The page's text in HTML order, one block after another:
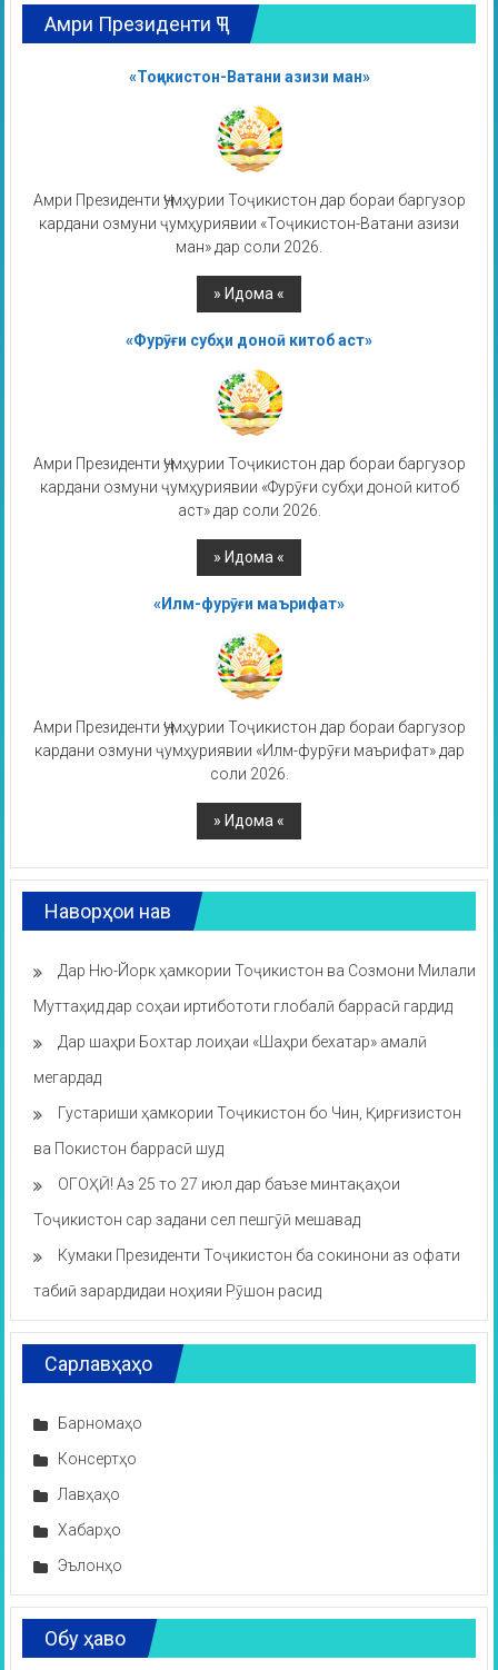
Амри Президенти ҶТ
«Тоҷикистон-Ватани азизи ман»
Амри Президенти Ҷумҳурии Тоҷикистон дар бораи баргузор
кардани озмуни ҷумҳуриявии «Тоҷикистон-Ватани азизи
ман» дар соли 2026.
«Фурӯғи субҳи доноӣ китоб аст»
Амри Президенти Ҷумҳурии Тоҷикистон дар бораи баргузор
кардани озмуни ҷумҳуриявии «Фурӯғи субҳи доноӣ китоб
аст» дар соли 2026.
«Илм-фурӯғи маърифат»
Амри Президенти Ҷумҳурии Тоҷикистон дар бораи баргузор
кардани озмуни ҷумҳуриявии «Илм-фурӯғи маърифат» дар
соли 2026.
Наворҳои нав
Дар Ню-Йорк ҳамкории Тоҷикистон ва Созмони Милали
Муттаҳид дар соҳаи иртибототи глобалӣ баррасӣ гардид
Дар шаҳри Бохтар лоиҳаи «Шаҳри бехатар» амалӣ
мегардад
Густариши ҳамкории Тоҷикистон бо Чин, Қирғизистон
ва Покистон баррасӣ шуд
ОГОҲӢ! Аз 25 то 27 июл дар баъзе минтақаҳои
Тоҷикистон сар задани сел пешгӯӣ мешавад
Кумаки Президенти Тоҷикистон ба сокинони аз офати
табиӣ зарардидаи ноҳияи Рӯшон расид
Сарлавҳаҳо
Барномаҳо
Консертҳо
Лавҳаҳо
Хабарҳо
Эълонҳо
Обу ҳаво